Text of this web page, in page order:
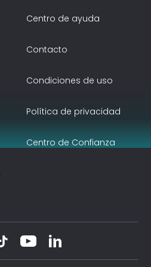
Centro de ayuda
Contacto
Condiciones de uso
Política de privacidad
Centro de Confianza